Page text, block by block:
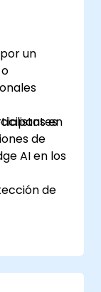
latencia.
un
en
de
AI en los
de
de riesgos